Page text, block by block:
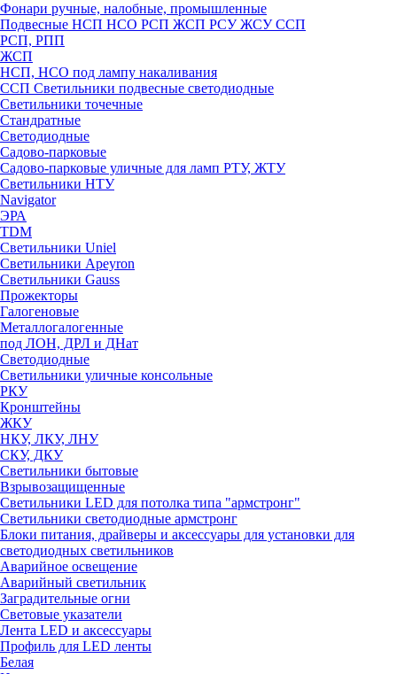
Фонари ручные, налобные, промышленные
Подвесные НСП НСО РСП ЖСП РСУ ЖСУ ССП
РСП, РПП
ЖСП
НСП, НСО под лампу накаливания
ССП Светильники подвесные светодиодные
Светильники точечные
Стандратные
Светодиодные
Садово-парковые
Садово-парковые уличные для ламп РТУ, ЖТУ
Светильники НТУ
Navigator
ЭРА
TDM
Светильники Uniel
Светильники Apeyron
Светильники Gauss
Прожекторы
Галогеновые
Металлогалогенные
под ЛОН, ДРЛ и ДНат
Светодиодные
Светильники уличные консольные
РКУ
Кронштейны
ЖКУ
НКУ, ЛКУ, ЛНУ
СКУ, ДКУ
Светильники бытовые
Взрывозащищенные
Светильники LED для потолка типа "армстронг"
Светильники светодиодные армстронг
Блоки питания, драйверы и аксессуары для установки для
светодиодных светильников
Аварийное освещение
Аварийный светильник
Заградительные огни
Световые указатели
Лента LED и аксессуары
Профиль для LED ленты
Белая